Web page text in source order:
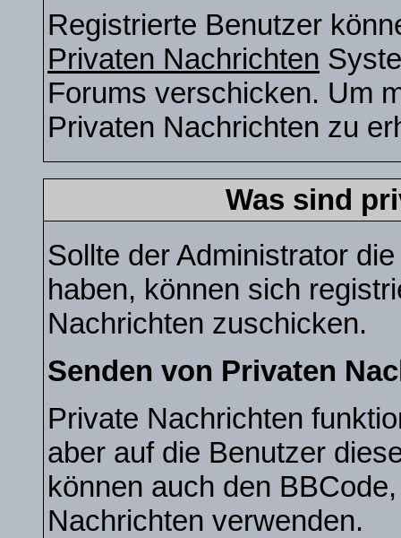
Registrierte Benutzer
Privaten Nachrichten
Forums verschicken. Um
Privaten Nachrichten zu
Was sind
Sollte der Administrator
haben, können sich
Nachrichten zuschicken.
Senden von Privaten
Private Nachrichten
aber auf die Benutzer
können auch den
Nachrichten verwenden.